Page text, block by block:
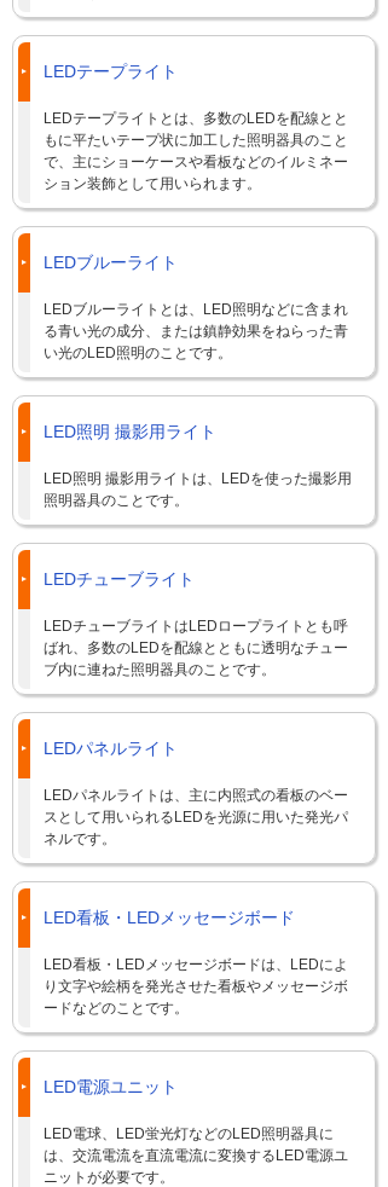
LEDテープライト
LEDテープライトとは、多数のLEDを配線とと
もに平たいテープ状に加工した照明器具のこと
で、主にショーケースや看板などのイルミネー
ション装飾として用いられます。
LEDブルーライト
LEDブルーライトとは、LED照明などに含まれ
る青い光の成分、または鎮静効果をねらった青
い光のLED照明のことです。
LED照明 撮影用ライト
LED照明 撮影用ライトは、LEDを使った撮影用
照明器具のことです。
LEDチューブライト
LEDチューブライトはLEDロープライトとも呼
ばれ、多数のLEDを配線とともに透明なチュー
ブ内に連ねた照明器具のことです。
LEDパネルライト
LEDパネルライトは、主に内照式の看板のベー
スとして用いられるLEDを光源に用いた発光パ
ネルです。
LED看板・LEDメッセージボード
LED看板・LEDメッセージボードは、LEDによ
り文字や絵柄を発光させた看板やメッセージボ
ードなどのことです。
LED電源ユニット
LED電球、LED蛍光灯などのLED照明器具に
は、交流電流を直流電流に変換するLED電源ユ
ニットが必要です。